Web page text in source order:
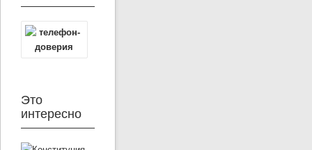
Это
интересно